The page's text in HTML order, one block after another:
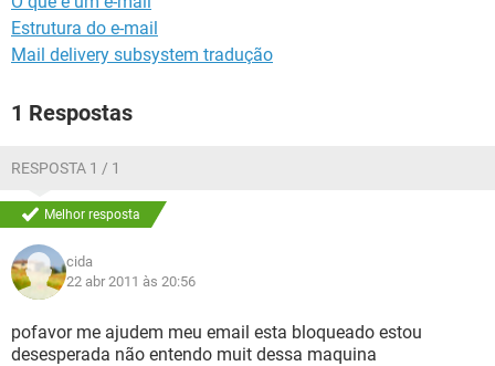
Estrutura do e-mail
Mail delivery subsystem tradução
1 Respostas
RESPOSTA 1 / 1
Melhor resposta
cida
22 abr 2011 às 20:56
pofavor me ajudem meu email esta bloqueado estou
desesperada não entendo muit dessa maquina